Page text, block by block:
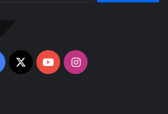
Facebook
X YouTubeInstagram